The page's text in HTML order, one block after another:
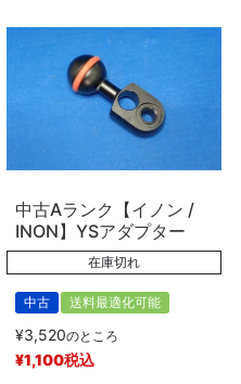
中古Aランク【イノン /
INON】YSアダプター
在庫切れ
中古 送料最適化可能
¥3,520のところ
¥1,100税込